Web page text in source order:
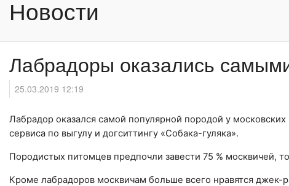
Новости
Лабрадоры оказались
25.03.2019 12:19
Лабрадор оказался самой популярной породой у
сервиса по выгулу и догситтингу «Собака-гуляка».
Породистых питомцев предпочли завести 75 % москвичей,
Кроме лабрадоров москвичам больше всего нравятся